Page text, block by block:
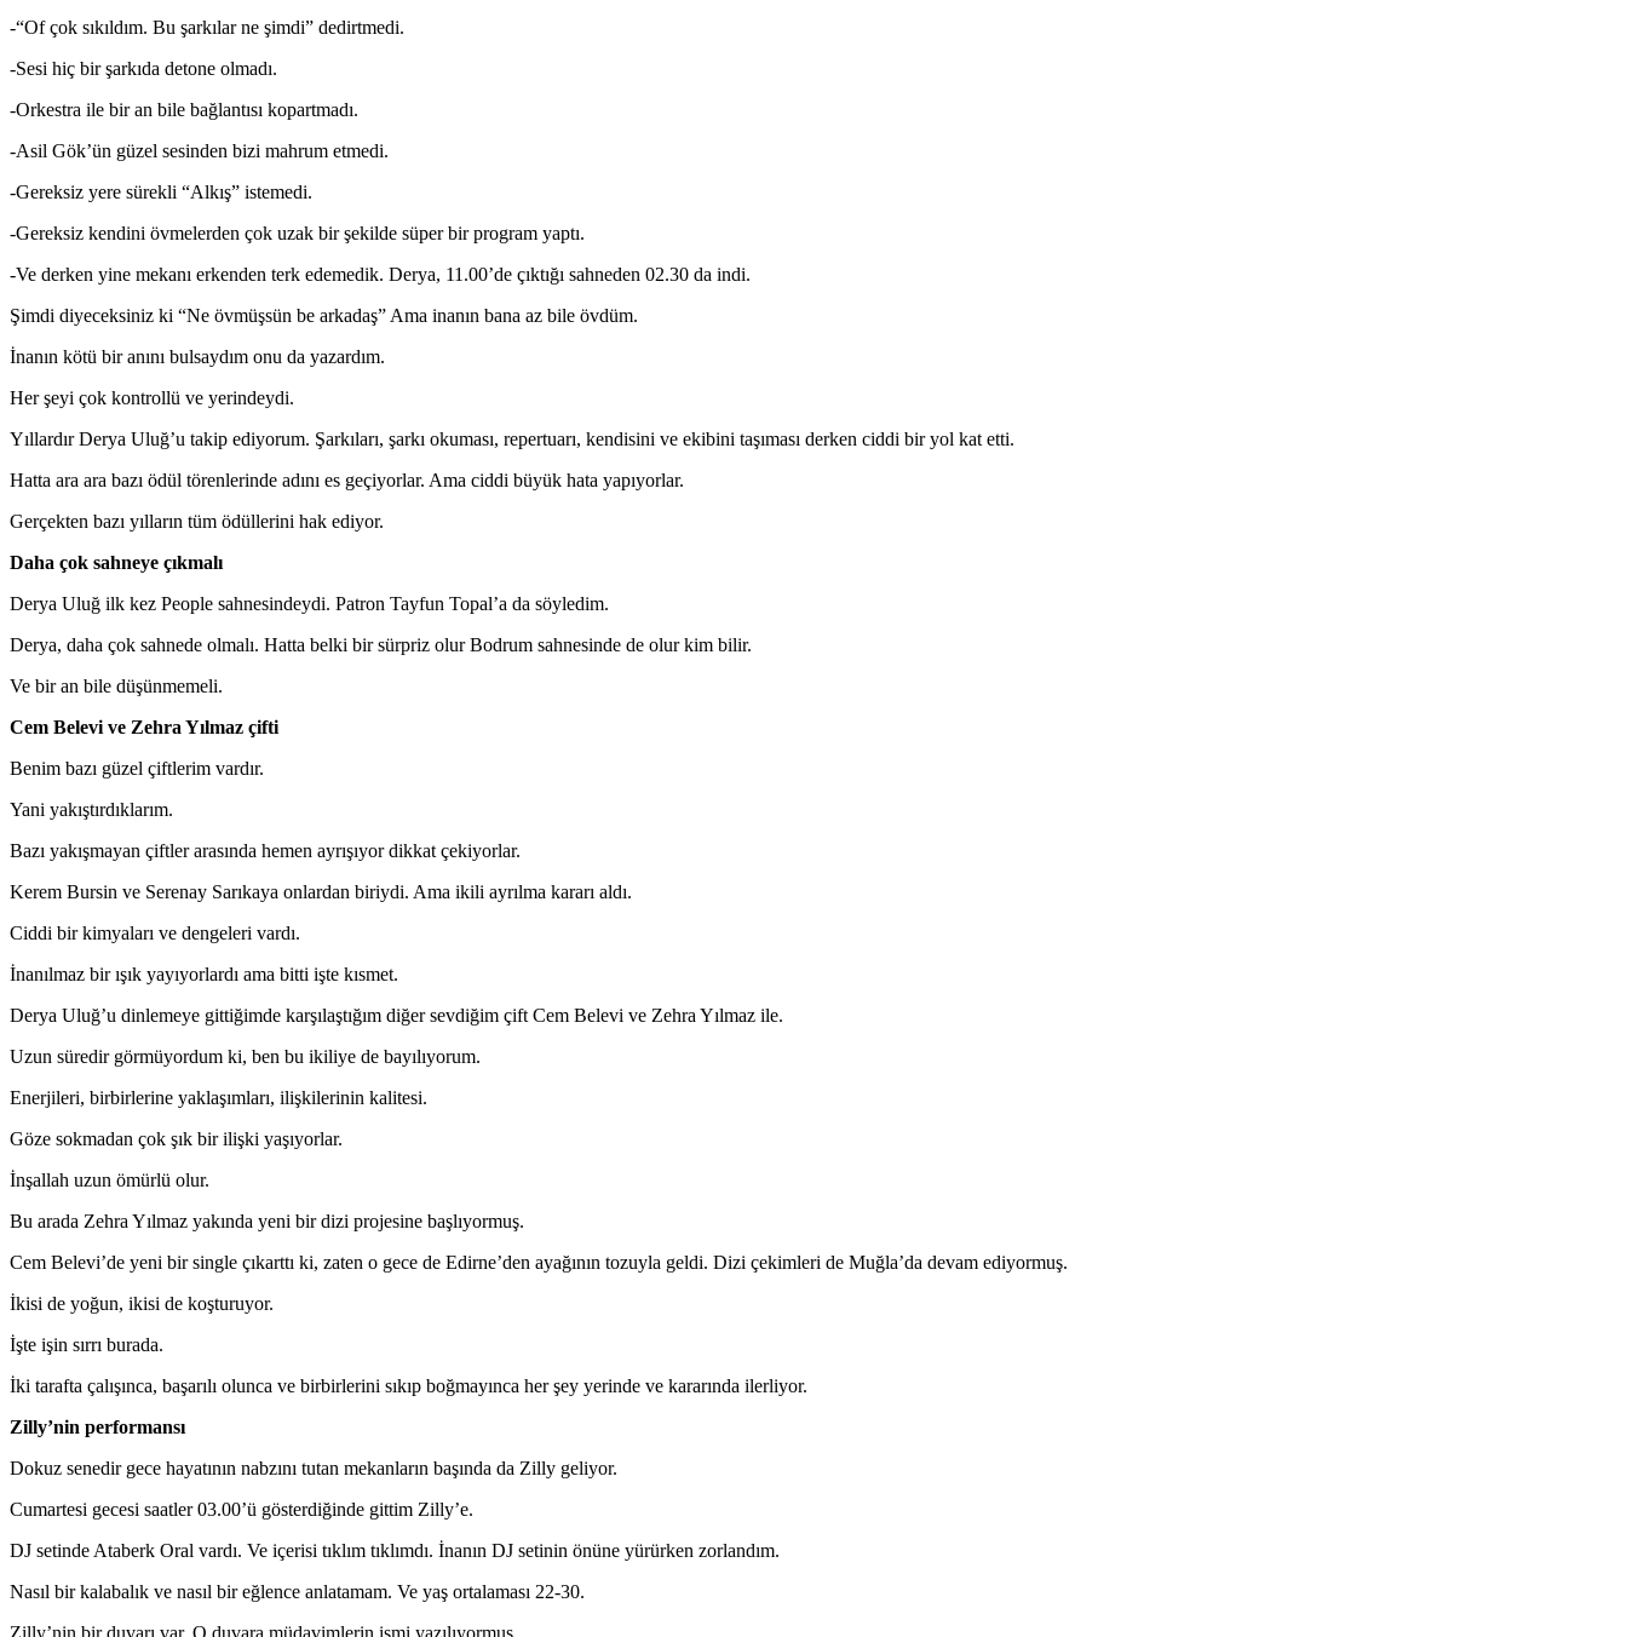
-“Of çok sıkıldım. Bu şarkılar ne şimdi” dedirtmedi.
-Sesi hiç bir şarkıda detone olmadı.
-Orkestra ile bir an bile bağlantısı kopartmadı.
-Asil Gök’ün güzel sesinden bizi mahrum etmedi.
-Gereksiz yere sürekli “Alkış” istemedi.
-Gereksiz kendini övmelerden çok uzak bir şekilde süper bir program yaptı.
-Ve derken yine mekanı erkenden terk edemedik. Derya, 11.00’de çıktığı sahneden 02.30 da indi.
Şimdi diyeceksiniz ki “Ne övmüşsün be arkadaş” Ama inanın bana az bile övdüm.
İnanın kötü bir anını bulsaydım onu da yazardım.
Her şeyi çok kontrollü ve yerindeydi.
Yıllardır Derya Uluğ’u takip ediyorum. Şarkıları, şarkı okuması, repertuarı, kendisini ve ekibini taşıması derken ciddi bir yol kat etti.
Hatta ara ara bazı ödül törenlerinde adını es geçiyorlar. Ama ciddi büyük hata yapıyorlar.
Gerçekten bazı yılların tüm ödüllerini hak ediyor.
Daha çok sahneye çıkmalı
Derya Uluğ ilk kez People sahnesindeydi. Patron Tayfun Topal’a da söyledim.
Derya, daha çok sahnede olmalı. Hatta belki bir sürpriz olur Bodrum sahnesinde de olur kim bilir.
Ve bir an bile düşünmemeli.
Cem Belevi ve Zehra Yılmaz çifti
Benim bazı güzel çiftlerim vardır.
Yani yakıştırdıklarım.
Bazı yakışmayan çiftler arasında hemen ayrışıyor dikkat çekiyorlar.
Kerem Bursin ve Serenay Sarıkaya onlardan biriydi. Ama ikili ayrılma kararı aldı.
Ciddi bir kimyaları ve dengeleri vardı.
İnanılmaz bir ışık yayıyorlardı ama bitti işte kısmet.
Derya Uluğ’u dinlemeye gittiğimde karşılaştığım diğer sevdiğim çift Cem Belevi ve Zehra Yılmaz ile.
Uzun süredir görmüyordum ki, ben bu ikiliye de bayılıyorum.
Enerjileri, birbirlerine yaklaşımları, ilişkilerinin kalitesi.
Göze sokmadan çok şık bir ilişki yaşıyorlar.
İnşallah uzun ömürlü olur.
Bu arada Zehra Yılmaz yakında yeni bir dizi projesine başlıyormuş.
Cem Belevi’de yeni bir single çıkarttı ki, zaten o gece de Edirne’den ayağının tozuyla geldi. Dizi çekimleri de Muğla’da devam ediyormuş.
İkisi de yoğun, ikisi de koşturuyor.
İşte işin sırrı burada.
İki tarafta çalışınca, başarılı olunca ve birbirlerini sıkıp boğmayınca her şey yerinde ve kararında ilerliyor.
Zilly’nin performansı
Dokuz senedir gece hayatının nabzını tutan mekanların başında da Zilly geliyor.
Cumartesi gecesi saatler 03.00’ü gösterdiğinde gittim Zilly’e.
DJ setinde Ataberk Oral vardı. Ve içerisi tıklım tıklımdı. İnanın DJ setinin önüne yürürken zorlandım.
Nasıl bir kalabalık ve nasıl bir eğlence anlatamam. Ve yaş ortalaması 22-30.
Zilly’nin bir duvarı var. O duvara müdavimlerin ismi yazılıyormuş.